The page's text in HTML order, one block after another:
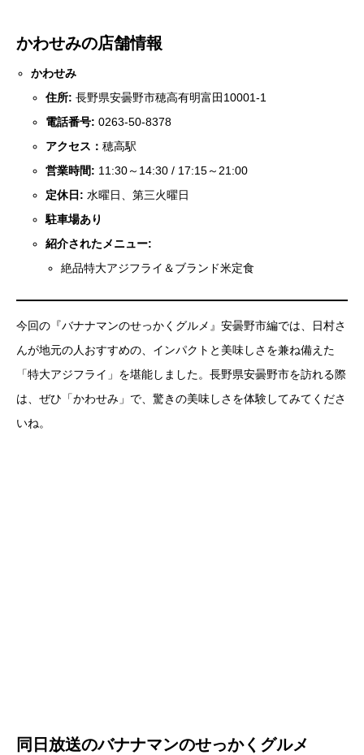
かわせみの店舗情報
かわせみ
住所: 長野県安曇野市穂高有明富田10001-1
電話番号: 0263-50-8378
アクセス：穂高駅
営業時間: 11:30～14:30 / 17:15～21:00
定休日: 水曜日、第三火曜日
駐車場あり
紹介されたメニュー:
絶品特大アジフライ＆ブランド米定食
今回の『バナナマンのせっかくグルメ』安曇野市編では、日村さ
んが地元の人おすすめの、インパクトと美味しさを兼ね備えた
「特大アジフライ」を堪能しました。長野県安曇野市を訪れる際
は、ぜひ「かわせみ」で、驚きの美味しさを体験してみてくださ
いね。
同日放送のバナナマンのせっかくグルメ